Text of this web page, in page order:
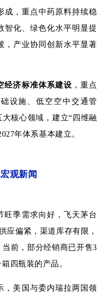
成，重点中药原料持续稳
智化、绿色化水平明显提
，产业协同创新水平显著
经济标准体系建设 ，重点
设施、低空空中交通管
核心领域，建立“四维融
年体系基本建立。
观新闻
旺季需求向好，飞天茅台
应偏紧，渠道库存有限，
前，部分经销商已开售3
四瓶装的产品。
，美国与委内瑞拉两国领